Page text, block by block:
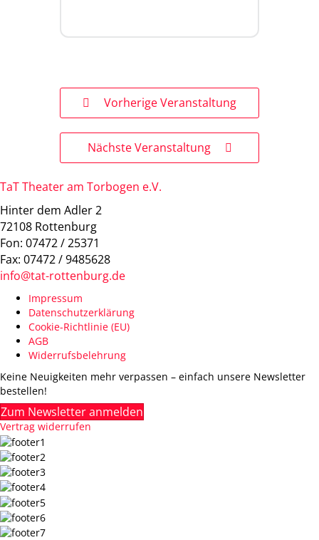
Vorherige Veranstaltung
Nächste Veranstaltung
TaT Theater am Torbogen e.V.
Hinter dem Adler 2
72108 Rottenburg
Fon: 07472 / 25371
Fax: 07472 / 9485628
info@tat-rottenburg.de
Impressum
Datenschutzerklärung
Cookie-Richtlinie (EU)
AGB
Widerrufsbelehrung
Keine Neuigkeiten mehr verpassen – einfach unsere Newsletter
bestellen!
Zum Newsletter anmelden
Vertrag widerrufen